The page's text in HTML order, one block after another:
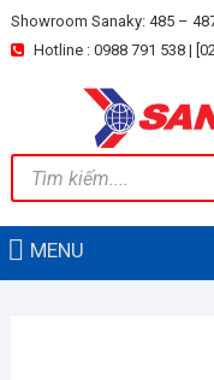
Skip
to
Showroom Sanaky: 485 –
Hotline : 0988 791 538 |
Tìm
kiếm
sản
MENU